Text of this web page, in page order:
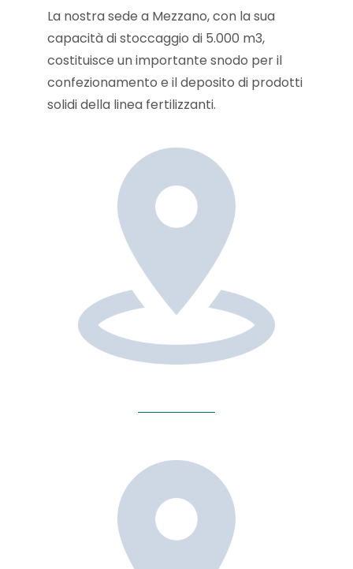
La nostra sede a Mezzano, con la sua
capacità di stoccaggio di 5.000 m3,
costituisce un importante snodo per il
confezionamento e il deposito di prodotti
solidi della linea fertilizzanti.